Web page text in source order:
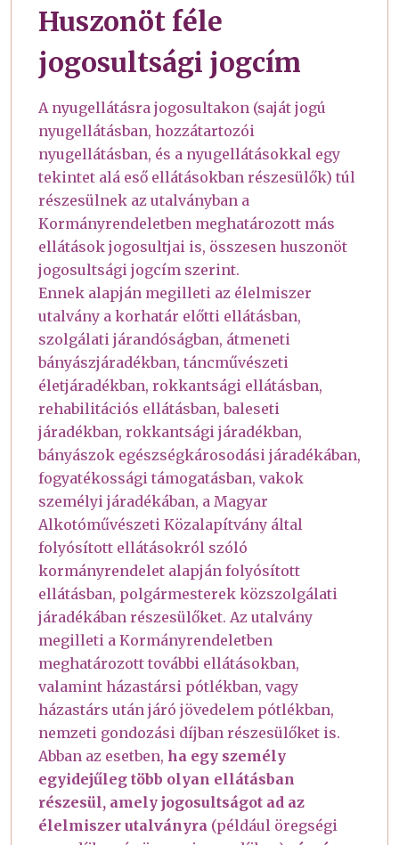
Huszonöt féle
jogosultsági jogcím
A nyugellátásra jogosultakon (saját jogú
nyugellátásban, hozzátartozói
nyugellátásban, és a nyugellátásokkal egy
tekintet alá eső ellátásokban részesülők) túl
részesülnek az utalványban a
Kormányrendeletben meghatározott más
ellátások jogosultjai is, összesen huszonöt
jogosultsági jogcím szerint.
Ennek alapján megilleti az élelmiszer
utalvány a korhatár előtti ellátásban,
szolgálati járandóságban, átmeneti
bányászjáradékban, táncművészeti
életjáradékban, rokkantsági ellátásban,
rehabilitációs ellátásban, baleseti
járadékban, rokkantsági járadékban,
bányászok egészségkárosodási járadékában,
fogyatékossági támogatásban, vakok
személyi járadékában, a Magyar
Alkotóművészeti Közalapítvány által
folyósított ellátásokról szóló
kormányrendelet alapján folyósított
ellátásban, polgármesterek közszolgálati
járadékában részesülőket. Az utalvány
megilleti a Kormányrendeletben
meghatározott további ellátásokban,
valamint házastársi pótlékban, vagy
házastárs után járó jövedelem pótlékban,
nemzeti gondozási díjban részesülőket is.
Abban az esetben, ha egy személy
egyidejűleg több olyan ellátásban
részesül, amely jogosultságot ad az
élelmiszer utalványra (például öregségi